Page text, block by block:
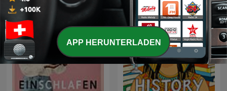
APP HERUNTERLADEN